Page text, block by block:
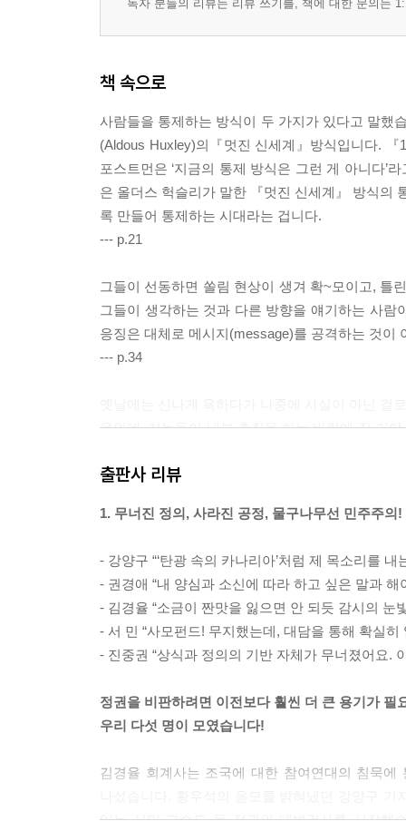
독자 분들의 리뷰는 리뷰 쓰기를, 책에 대한 문의는
책 속으로
사람들을 통제하는 방식이 두 가지가 있다고 말했
(Aldous Huxley)의『멋진 신세계』방식입니다.
포스트먼은 ‘지금의 통제 방식은 그런 게 아니다’
은 올더스 헉슬리가 말한 『멋진 신세계』 방식의
록 만들어 통제하는 시대라는 겁니다.
--- p.21
그들이 선동하면 쏠림 현상이 생겨 확~모이고, 틀
그들이 생각하는 것과 다른 방향을 얘기하는 사
응징은 대체로 메시지(message)를 공격하는 것이
--- p.34
움인데, 저놈들이 내부 총질을 하는 바람에 진 거
--- p.67
황우석 사태 때 이미 “진위는 중요하지 않다”는
면서 미증유의 사태가 벌어진 겁니다.
--- p.88
팬덤 정치는 이념이나 정책이 아니라 팬 객체를
다. 그 사람들한테 중요한 것은 자기의 욕망이고
일본에서는 멋진 남자, 잘생긴 남자를 ‘이케멘(イ
든. 조국이 자기들의 이상적 자아인데, 조국을 강
출판사 리뷰
1. 무너진 정의, 사라진 공정, 물구나무선 민주주의!
- 강양구 “‘탄광 속의 카나리아’처럼 제 목소리를
- 권경애 “내 양심과 소신에 따라 하고 싶은 말과 해
- 김경율 “소금이 짠맛을 잃으면 안 되듯 감시의 눈
- 서 민 “사모펀드! 무지했는데, 대담을 통해 확실히
- 진중권 “상식과 정의의 기반 자체가 무너졌어요.
정권을 비판하려면 이전보다 훨씬 더 큰 용기가 필
우리 다섯 명이 모였습니다!
김경율 회계사는 조국에 대한 참여연대의 침묵
있는 서민 교수도 문 정권의 대변검사를 시작했